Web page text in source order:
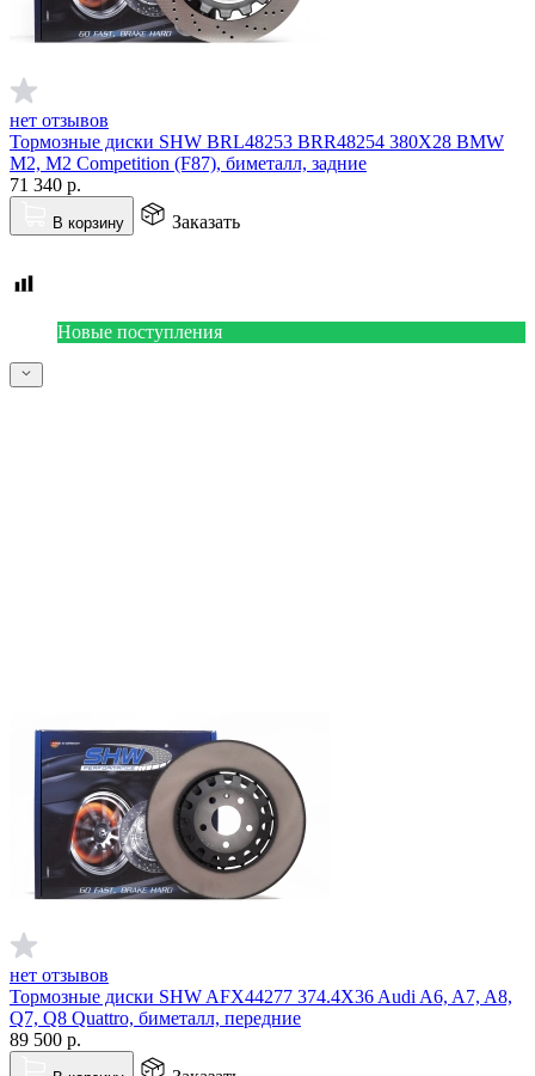
нет отзывов
Тормозные диски SHW BRL48253 BRR48254 380X28 BMW
M2, M2 Competition (F87), биметалл, задние
71 340 р.
В корзину Заказать
Новые поступления
нет отзывов
Тормозные диски SHW AFX44277 374.4X36 Audi A6, A7, A8,
Q7, Q8 Quattro, биметалл, передние
89 500 р.